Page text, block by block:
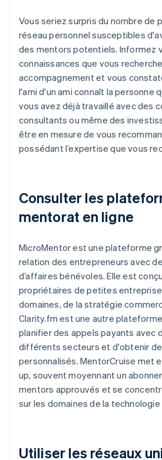
Vous seriez surpris du nombre de
réseau personnel susceptibles
des mentors potentiels. Informez
connaissances que vous
accompagnement et vous
l'ami d'un ami connaît la personne
vous avez déjà travaillé avec des
consultants ou même des
être en mesure de vous
possédant l’expertise que vous
Consulter les
mentorat en ligne
MicroMentor est une plateforme
relation des entrepreneurs avec
d’affaires bénévoles. Elle est
propriétaires de petites
domaines, de la stratégie
Clarity.fm est une autre
planifier des appels payants avec
différents secteurs et d'obtenir
personnalisés. MentorCruise met
up, souvent moyennant un
mentors approuvés et se
sur les domaines de la
Utiliser les réseaux